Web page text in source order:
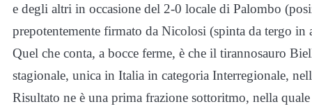
e degli altri in occasione del 2-0 locale di Palombo
prepotentemente firmato da Nicolosi (spinta da tergo in
Quel che conta, a bocce ferme, è che il tirannosauro
stagionale, unica in Italia in categoria Interregionale,
Risultato ne è una prima frazione sottoritmo, nella